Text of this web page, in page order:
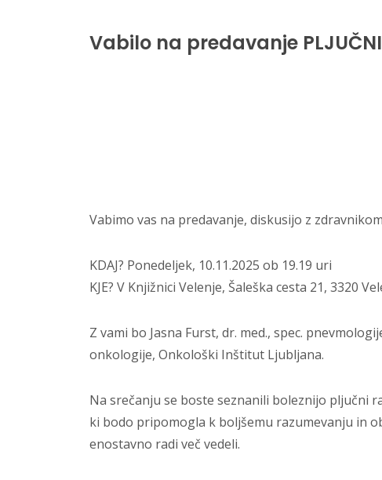
Vabilo na predavanje PLJUČNI
Vabimo vas na predavanje, diskusijo z zdravnikom
KDAJ? Ponedeljek, 10.11.2025 ob 19.19 uri
KJE? V Knjižnici Velenje, Šaleška cesta 21, 3320
Z vami bo Jasna Furst, dr. med., spec.
onkologije, Onkološki Inštitut Ljubljana.
Na srečanju se boste seznanili boleznijo pljučni
ki bodo pripomogla k boljšemu razumevanju in
enostavno radi več vedeli.